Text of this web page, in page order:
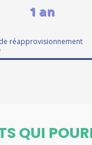
1 an
réapprovisionnement
QUI